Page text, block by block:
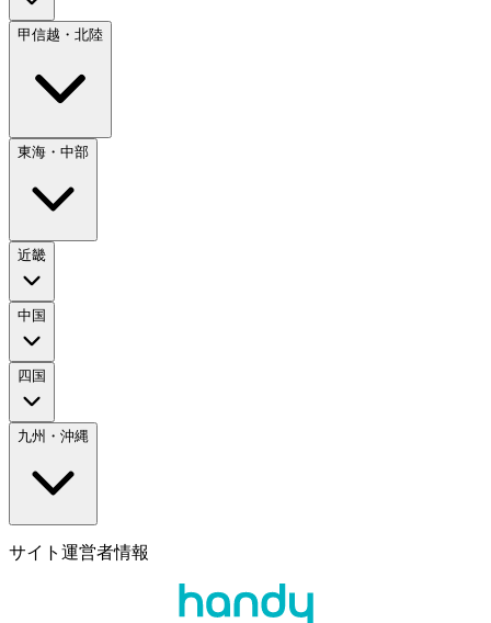
甲信越・北陸
東海・中部
近畿
中国
四国
九州・沖縄
サイト運営者情報